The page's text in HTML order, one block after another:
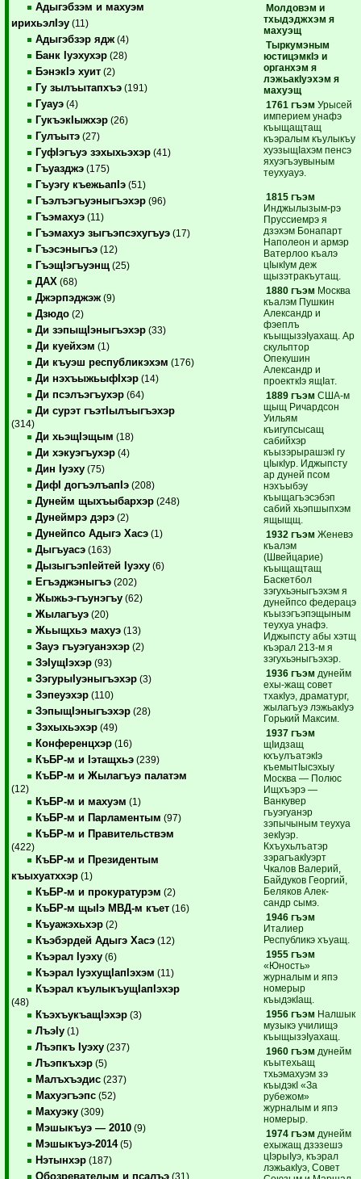
Адыгэбзэм и махуэм
ирихьэлIэу (11)
Адыгэбзэр ядж (4)
Банк Iуэхухэр (28)
БэнэкIэ хуит (2)
Гу зылъытапхъэ (191)
Гуауэ (4)
ГукъэкIыжхэр (26)
Гулъытэ (27)
ГуфIэгъуэ зэхыхьэхэр (41)
Гъуазджэ (175)
Гъуэгу къежьапIэ (51)
Гъэлъэгъуэныгъэхэр (96)
Гъэмахуэ (11)
Гъэмахуэ зыгъэпсэхугъуэ (17)
Гъэсэныгъэ (12)
ГъэщIэгъуэнщ (25)
ДАХ (68)
Джэрпэджэж (9)
Дзюдо (2)
Ди зэпыщIэныгъэхэр (33)
Ди куейхэм (1)
Ди къуэш республикэхэм (176)
Ди нэхъыжьыфIхэр (14)
Ди псэлъэгъухэр (64)
Ди сурэт гъэтIылъыгъэхэр
(314)
Ди хьэщIэщым (18)
Ди хэкуэгъухэр (4)
Дин Iуэху (75)
ДифI догъэлъапIэ (208)
Дунейм щыхъыбархэр (248)
Дунеймрэ дэрэ (2)
Дунейпсо Адыгэ Хасэ (1)
Дыгъуасэ (163)
ДызыгъэпIейтей Iуэху (6)
Егъэджэныгъэ (202)
Жыжьэ-гъунэгъу (62)
Жылагъуэ (20)
Жьыщхьэ махуэ (13)
Зауэ гъуэгуанэхэр (2)
ЗэIущIэхэр (93)
ЗэгурыIуэныгъэхэр (3)
Зэпеуэхэр (110)
ЗэпыщIэныгъэхэр (28)
Зэхыхьэхэр (49)
Конференцхэр (16)
КъБР-м и Iэтащхьэ (239)
КъБР-м и Жылагъуэ палатэм
(12)
КъБР-м и махуэм (1)
КъБР-м и Парламентым (97)
КъБР-м и Правительствэм
(422)
КъБР-м и Президентым
къыхуатххэр (1)
КъБР-м и прокуратурэм (2)
КъБР-м щыIэ МВД-м къет (16)
Къуажэхьхэр (2)
Къэбэрдей Адыгэ Хасэ (12)
Къэрал Iуэху (6)
Къэрал IуэхущIапIэхэм (11)
Къэрал къулыкъущIапIэхэр
(48)
КъэхъукъащIэхэр (3)
ЛъэIу (1)
Лъэпкъ Iуэху (237)
Лъэпкъхэр (5)
Малъхъэдис (237)
Махуэгъэпс (52)
Махуэку (309)
Мэшыкъуэ — 2010 (9)
Мэшыкъуэ-2014(5)
Нэтынхэр (187)
Обозревателым и псалъэ (31)
Молдовэм и
тхыдэджхэм я
махуэщ
Тыркумэным
юстицэмкIэ и
органхэм я
лэжьакIуэхэм я
махуэщ
1761 гъэм Урысей
империем унафэ
къыщащтащ
къэралым къулыкъу
хуэзыщIахэм пенсэ
яхуэгъэувыным
теухуауэ.
1815 гъэм
Инджылызым-рэ
Пруссиемрэ я
дзэхэм Бонапарт
Наполеон и армэр
Ватерлоо къалэ
цIыкIум деж
щызэтракъутащ.
1880 гъэм Москва
къалэм Пушкин
Александр и
фэеплъ
къыщызэIуахащ. Ар
скульптор
Опекушин
Александр и
проекткIэ ящIат.
1889 гъэм США-м
щыщ Ричардсон
Уильям
къигупсысащ
сабийхэр
къызэрырашэкI гу
цIыкIур. Иджыпсту
ар дуней псом
нэхъыбэу
къыщагъэсэбэп
сабий хьэпшыпхэм
ящыщщ.
1932 гъэм Женевэ
къалэм
(Швейцарие)
къыщащтащ
Баскетбол
зэгухьэныгъэхэм я
дунейпсо федерацэ
къызэгъэпэщыным
теухуа унафэ.
Иджыпсту абы хэтщ
къэрал 213-м я
зэгухьэныгъэхэр.
1936 гъэм дунейм
ехы-жащ совет
тхакIуэ, драматург,
жылагъуэ лэжьакIуэ
Горький Максим.
1937 гъэм
щIидзащ
кхъулъатэкIэ
къемытIысэхыу
Москва — Полюс
Ищхъэрэ —
Ванкувер
гъуэгуанэр
зэпычыным теухуа
зекIуэр.
Кхъухьлъатэр
зэрагъакIуэрт
Чкалов Валерий,
Байдуков Георгий,
Беляков Алек-
сандр сымэ.
1946 гъэм
Италиер
Республикэ хъуащ.
1955 гъэм
«Юность»
журналым и япэ
номерыр
къыдэкIащ.
1956 гъэм Налшык
музыкэ училищэ
къыщызэIуахащ.
1960 гъэм дунейм
къытехьащ
тхьэмахуэм зэ
къыдэкI «За
рубежом»
журналым и япэ
номерыр.
1974 гъэм дунейм
ехыжащ дзэзешэ
цIэрыIуэ, къэрал
лэжьакIуэ, Совет